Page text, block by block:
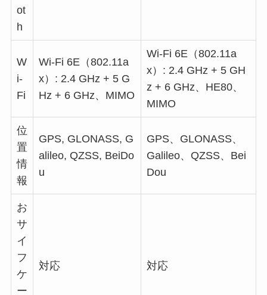
ot
h
W
i-
Fi
Wi-Fi 6E（802.11a
x）: 2.4 GHz + 5 G
Hz + 6 GHz、MIMO
Wi-Fi 6E（802.11a
x）: 2.4 GHz + 5 GH
z + 6 GHz、HE80、
MIMO
位
置
情
報
GPS, GLONASS, G
alileo, QZSS, BeiDo
u
GPS、GLONASS、
Galileo、QZSS、Bei
Dou
お
サ
イ
フ
ケ
ー
対応 対応